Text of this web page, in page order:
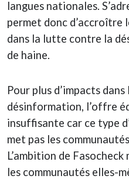
langues nationales.
permet donc
dans la lutte contre la
de haine.
Pour plus d’impacts
désinformation, l’offre
insuffisante car ce type
met pas les
L’ambition de
les communautés elles-